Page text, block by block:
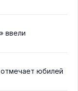
ввели
юбилей